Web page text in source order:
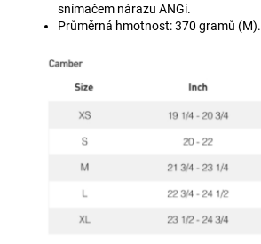
snímačem nárazu ANGi.
Průměrná hmotnost: 370 gramů (M).